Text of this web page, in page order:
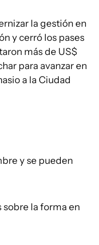
la gestión en
y cerró los pases
más de US$
para avanzar en
a la Ciudad
y se pueden
la forma en